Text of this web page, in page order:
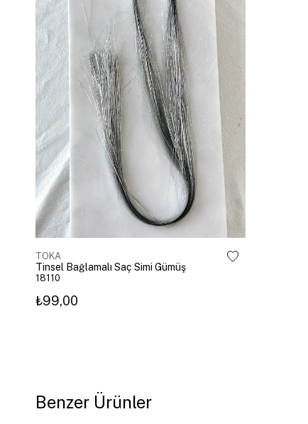
TOKA
Tinsel Bağlamalı Saç Simi Gümüş
18110
₺99,00
Benzer Ürünler